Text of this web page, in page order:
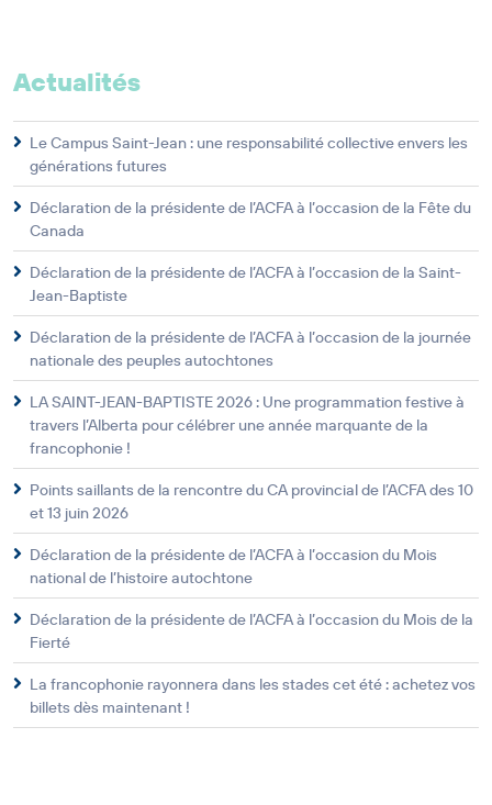
Actualités
Le Campus Saint-Jean : une responsabilité collective envers les
générations futures
Déclaration de la présidente de l’ACFA à l’occasion de la Fête du
Canada
Déclaration de la présidente de l’ACFA à l’occasion de la Saint-
Jean-Baptiste
Déclaration de la présidente de l’ACFA à l’occasion de la journée
nationale des peuples autochtones
LA SAINT-JEAN-BAPTISTE 2026 : Une programmation festive à
travers l’Alberta pour célébrer une année marquante de la
francophonie !
Points saillants de la rencontre du CA provincial de l’ACFA des 10
et 13 juin 2026
Déclaration de la présidente de l’ACFA à l’occasion du Mois
national de l’histoire autochtone
Déclaration de la présidente de l’ACFA à l’occasion du Mois de la
Fierté
La francophonie rayonnera dans les stades cet été : achetez vos
billets dès maintenant !